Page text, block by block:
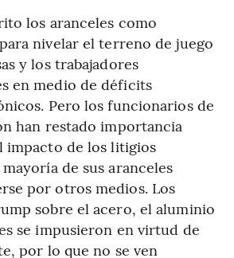
los aranceles como
nivelar el terreno de juego
y los trabajadores
en medio de déficits
Pero los funcionarios de
han restado importancia
impacto de los litigios
de sus aranceles
por otros medios. Los
sobre el acero, el aluminio
se impusieron en virtud de
por lo que no se ven